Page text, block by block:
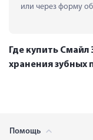
или через форму
Где купить
хранения зубных
Помощь